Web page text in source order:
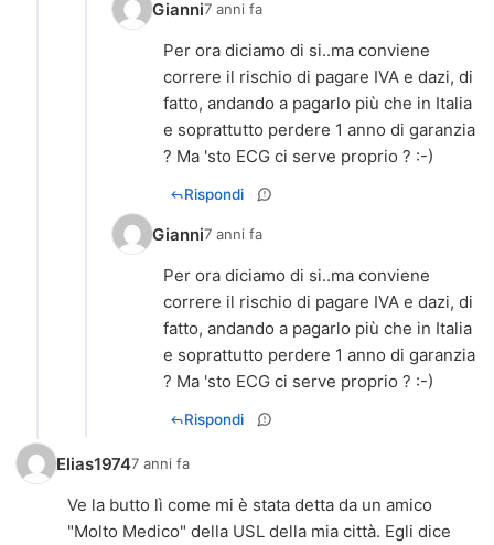
Gianni7 anni fa
Per ora diciamo di si..ma conviene
correre il rischio di pagare IVA e dazi, di
fatto, andando a pagarlo più che in Italia
e soprattutto perdere 1 anno di garanzia
? Ma 'sto ECG ci serve proprio ? :-)
Rispondi
Gianni7 anni fa
Per ora diciamo di si..ma conviene
correre il rischio di pagare IVA e dazi, di
fatto, andando a pagarlo più che in Italia
e soprattutto perdere 1 anno di garanzia
? Ma 'sto ECG ci serve proprio ? :-)
Rispondi
Elias19747 anni fa
Ve la butto lì come mi è stata detta da un amico
"Molto Medico" della USL della mia città. Egli dice